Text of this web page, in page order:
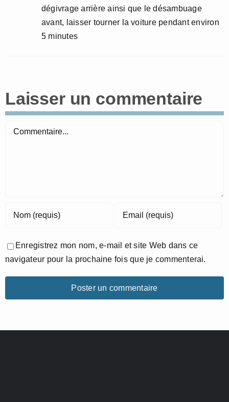
dégivrage arrière ainsi que le désambuage
avant, laisser tourner la voiture pendant environ
5 minutes
Laisser un commentaire
Commentaire
Enregistrez mon nom, e-mail et site Web dans ce
navigateur pour la prochaine fois que je commenterai.